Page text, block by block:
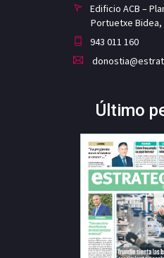
Edificio ACB –
Portuetxe Bidea,
943 011 160
Último